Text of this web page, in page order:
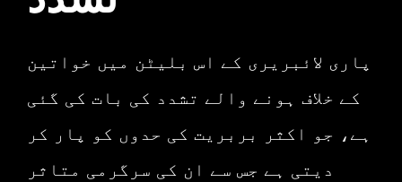
پاری لائبریری کے اس بلیٹن میں خواتین
کے خلاف ہونے والے تشدد کی بات کی گئی
ہے، جو اکثر بربریت کی حدوں کو پار کر
دیتی ہے جس سے ان کی سرگرمی متاثر